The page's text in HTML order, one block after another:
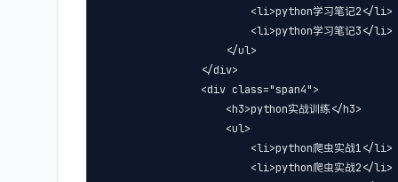
                        <li>python学习笔记2</li>
                        <li>python学习笔记3</li>
                    </ul>
                </div>
                <div class="span4">
                    <h3>python实战训练</h3>
                    <ul>
                        <li>python爬虫实战1</li>
                        <li>python爬虫实战2</li>